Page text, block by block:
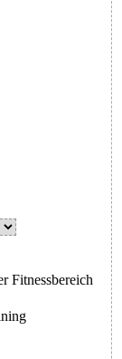
Fitnessbereich